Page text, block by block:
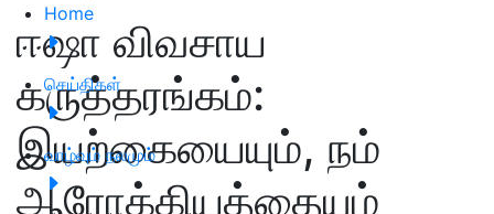
Home
செய்திகள்
வாழ்வும் நலமும்
ஈஷா விவசாய
கருத்தரங்கம்:
இயற்கையையும், நம்
ஆரோக்கியத்தையும்